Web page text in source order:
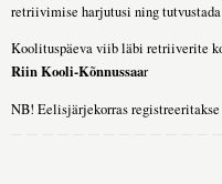
retriivimise harjutusi ning
Koolituspäeva viib läbi retriiverite
Riin Kooli-Kõnnussaar
NB! Eelisjärjekorras